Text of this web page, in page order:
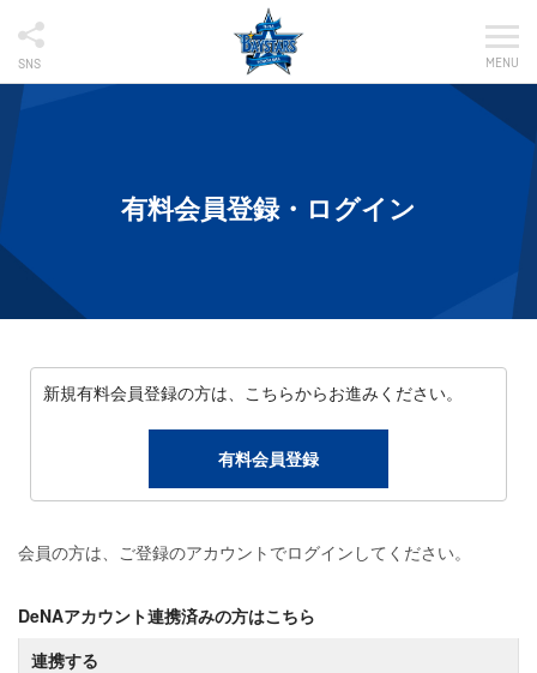
SNS MENU
有料会員登録・ログイン
新規有料会員登録の方は、こちらからお進みください。
有料会員登録
会員の方は、ご登録のアカウントでログインしてください。
DeNAアカウント連携済みの方はこちら
連携する